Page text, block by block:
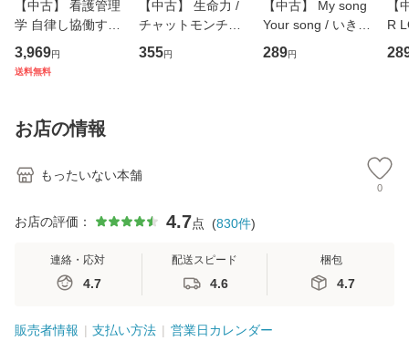
【中古】 看護管理
学 自律し協働する
専門職の看護マネ
ジメントスキル 改
恵 藤本幸三 / 南江
堂 [単行
3,969円
送料無料
【中古】 生命力 /
チャットモンチー /
キューンレコード
[CD]【メール便送
355円
【中古】 My song
Your song / いきも
のがかり / [CD]
【メール便送料無
289円
【
R
産
お店の情報
もったいない本舗
0
お店の評価： 4.7点 (830件)
連絡・応対
4.7
配送スピード
4.6
梱包
4.7
販売者情報 支払い方法 営業日カレンダー